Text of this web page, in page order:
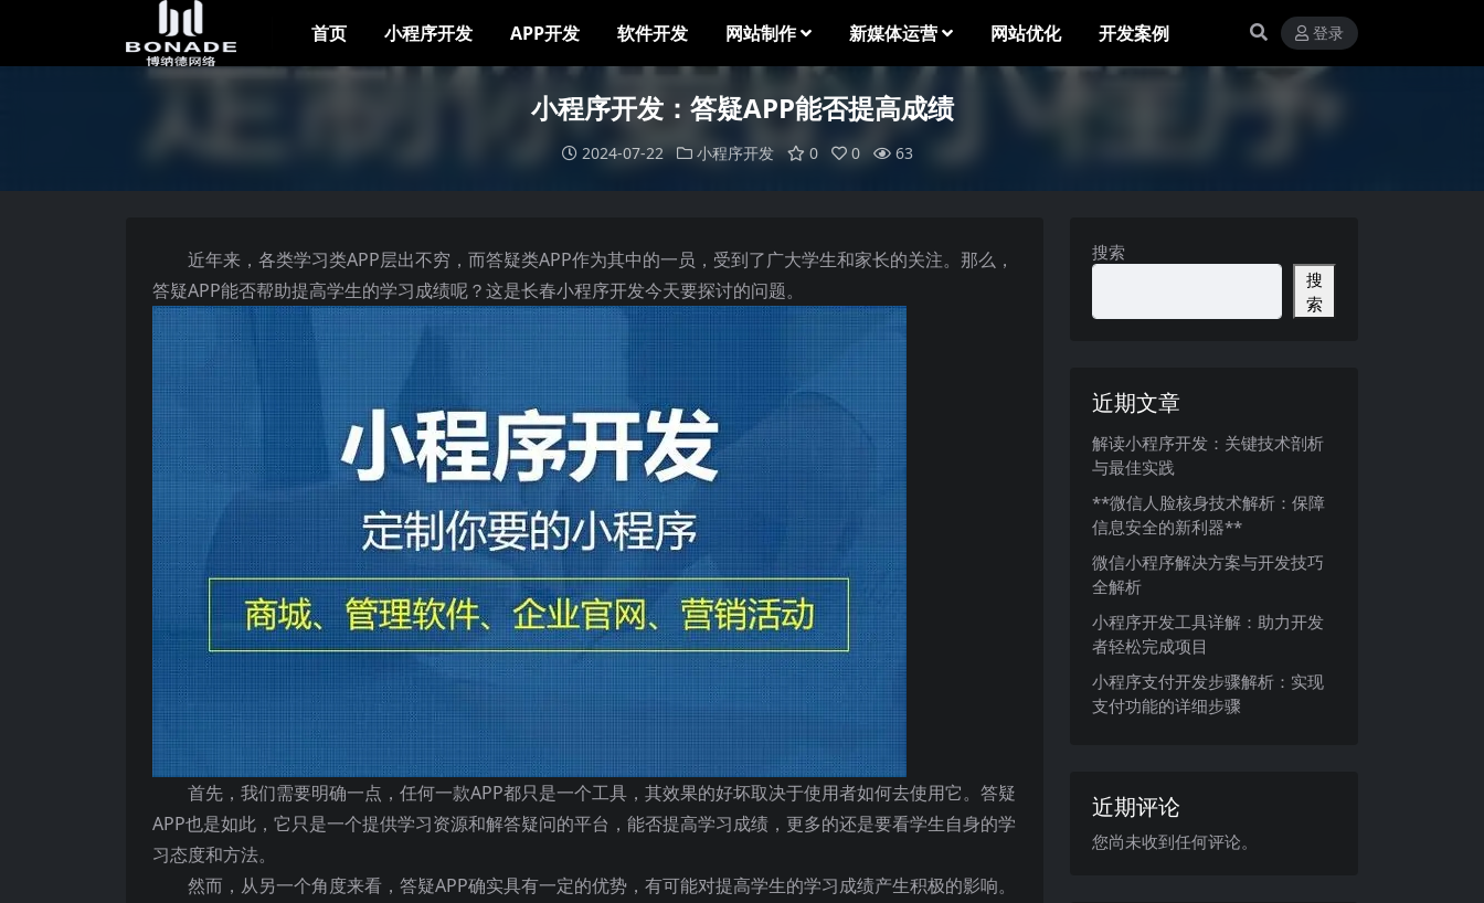
首页 小程序开发 APP开发 软件开发 网站制作 新媒体运营 网站优化 开发案例 登录
小程序开发：答疑APP能否提高成绩
2024-07-22 小程序开发 0 0 63
近年来，各类学习类APP层出不穷，而答疑类APP作为其中的一员，受到了广大学生和家长的关注。那么，
答疑APP能否帮助提高学生的学习成绩呢？这是长春小程序开发今天要探讨的问题。
首先，我们需要明确一点，任何一款APP都只是一个工具，其效果的好坏取决于使用者如何去使用它。答疑
APP也是如此，它只是一个提供学习资源和解答疑问的平台，能否提高学习成绩，更多的还是要看学生自身的学
习态度和方法。
然而，从另一个角度来看，答疑APP确实具有一定的优势，有可能对提高学生的学习成绩产生积极的影响。
搜索
搜
索
近期文章
解读小程序开发：关键技术剖析
与最佳实践
**微信人脸核身技术解析：保障
信息安全的新利器**
微信小程序解决方案与开发技巧
全解析
小程序开发工具详解：助力开发
者轻松完成项目
小程序支付开发步骤解析：实现
支付功能的详细步骤
近期评论
您尚未收到任何评论。